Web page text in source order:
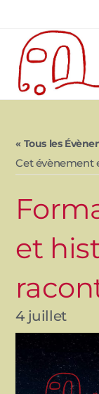
« Tous les
Cet évènement
et
4 juillet